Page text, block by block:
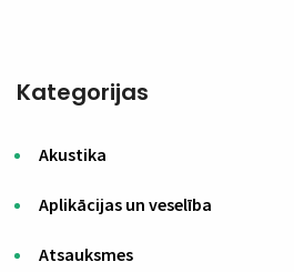
Kategorijas
Akustika
Aplikācijas un veselība
Atsauksmes